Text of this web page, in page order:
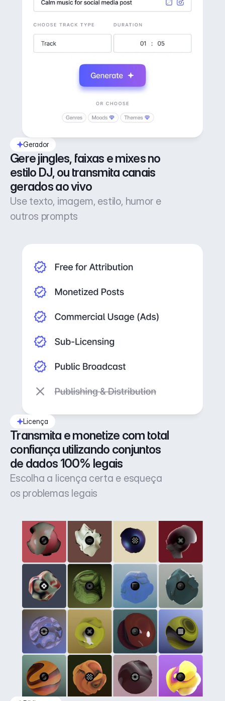
Gerador
Gere jingles, faixas e mixes no
estilo DJ, ou transmita canais
gerados ao vivo
Use texto, imagem, estilo, humor e
outros prompts
Licença
Transmita e monetize com total
confiança utilizando conjuntos
de dados 100% legais
Escolha a licença certa e esqueça
os problemas legais